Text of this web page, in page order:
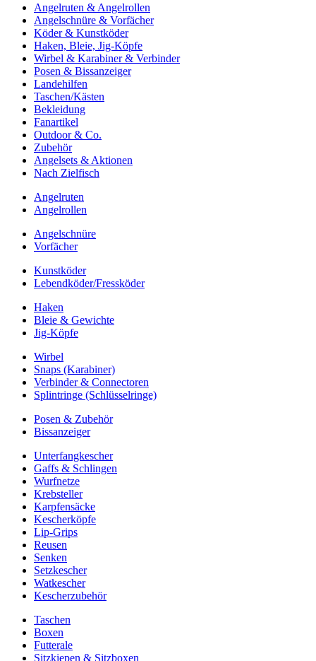
Angelruten & Angelrollen
Angelschnüre & Vorfächer
Köder & Kunstköder
Haken, Bleie, Jig-Köpfe
Wirbel & Karabiner & Verbinder
Posen & Bissanzeiger
Landehilfen
Taschen/Kästen
Bekleidung
Fanartikel
Outdoor & Co.
Zubehör
Angelsets & Aktionen
Nach Zielfisch
Angelruten
Angelrollen
Angelschnüre
Vorfächer
Kunstköder
Lebendköder/Fressköder
Haken
Bleie & Gewichte
Jig-Köpfe
Wirbel
Snaps (Karabiner)
Verbinder & Connectoren
Splintringe (Schlüsselringe)
Posen & Zubehör
Bissanzeiger
Unterfangkescher
Gaffs & Schlingen
Wurfnetze
Krebsteller
Karpfensäcke
Kescherköpfe
Lip-Grips
Reusen
Senken
Setzkescher
Watkescher
Kescherzubehör
Taschen
Boxen
Futterale
Sitzkiepen & Sitzboxen